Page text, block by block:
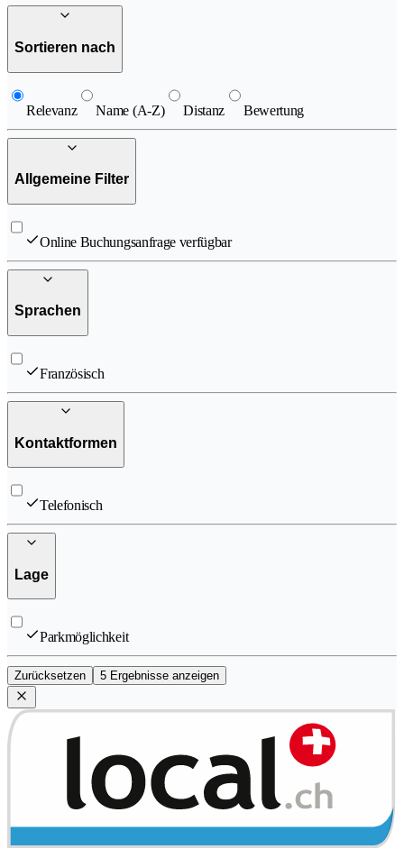
Sortieren nach
Relevanz Name (A-Z) Distanz Bewertung
Allgemeine Filter
Online Buchungsanfrage verfügbar
Sprachen
Französisch
Kontaktformen
Telefonisch
Lage
Parkmöglichkeit
Zurücksetzen 5 Ergebnisse anzeigen